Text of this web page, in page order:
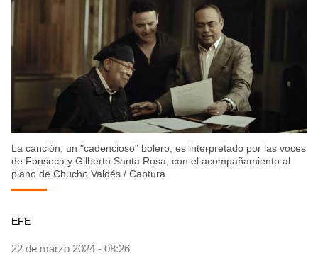
La canción, un "cadencioso" bolero, es interpretado por las voces
de Fonseca y Gilberto Santa Rosa, con el acompañamiento al
piano de Chucho Valdés / Captura
EFE
22 de marzo 2024 - 08:26